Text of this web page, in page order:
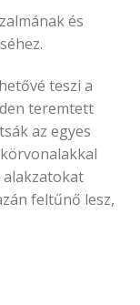
és
teszi a
teremtett
az egyes
feltűnő lesz,